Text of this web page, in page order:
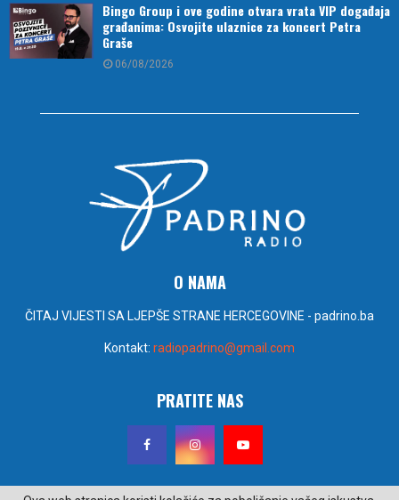
Bingo Group i ove godine otvara vrata VIP događaja
građanima: Osvojite ulaznice za koncert Petra
Graše
06/08/2026
O NAMA
ČITAJ VIJESTI SA LJEPŠE STRANE HERCEGOVINE - padrino.ba
Kontakt: radiopadrino@gmail.com
PRATITE NAS